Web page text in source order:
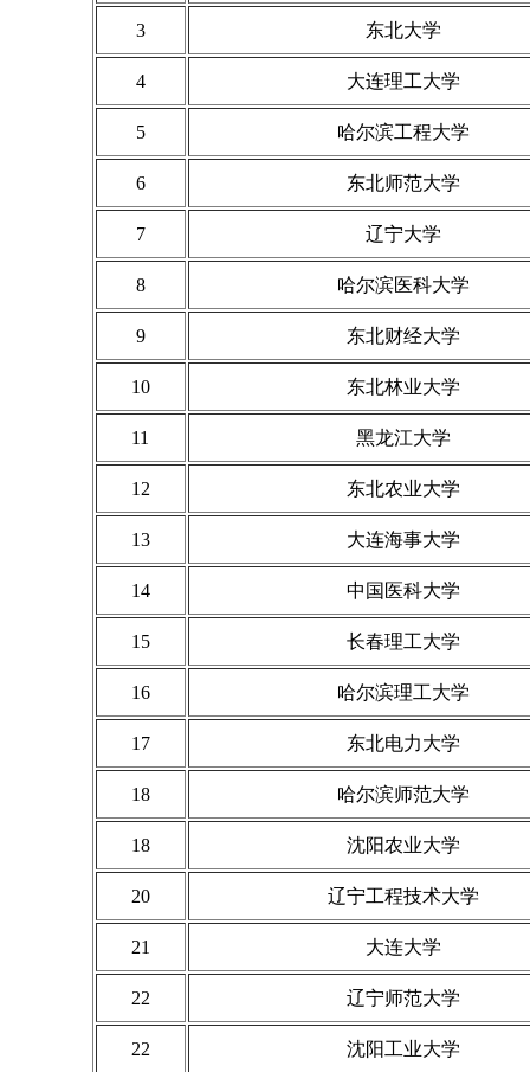
3 东北大学
4 大连理工大学
5 哈尔滨工程大学
6 东北师范大学
7 辽宁大学
8 哈尔滨医科大学
9 东北财经大学
10 东北林业大学
11 黑龙江大学
12 东北农业大学
13 大连海事大学
14 中国医科大学
15 长春理工大学
16 哈尔滨理工大学
17 东北电力大学
18 哈尔滨师范大学
18 沈阳农业大学
20 辽宁工程技术大学
21 大连大学
22 辽宁师范大学
22 沈阳工业大学